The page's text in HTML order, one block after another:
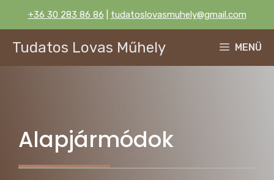
tartalomba
+36 30 283 86 86 tudatoslovasmuhely@gmail.com
Tudatos Lovas Műhely MENÜ
Alapjármódok